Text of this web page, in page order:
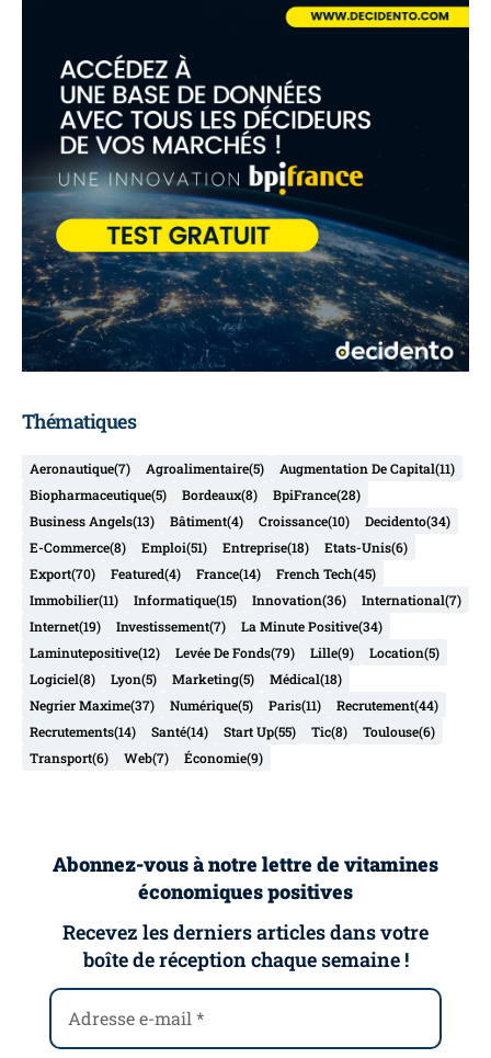
Thématiques
Aeronautique(7) Agroalimentaire(5) Augmentation De Capital(11)
Biopharmaceutique(5) Bordeaux(8) BpiFrance(28)
Business Angels(13) Bâtiment(4) Croissance(10) Decidento(34)
E-Commerce(8) Emploi(51) Entreprise(18) Etats-Unis(6)
Export(70) Featured(4) France(14) French Tech(45)
Immobilier(11) Informatique(15) Innovation(36) International(7)
Internet(19) Investissement(7) La Minute Positive(34)
Laminutepositive(12) Levée De Fonds(79) Lille(9) Location(5)
Logiciel(8) Lyon(5) Marketing(5) Médical(18)
Negrier Maxime(37) Numérique(5) Paris(11) Recrutement(44)
Recrutements(14) Santé(14) Start Up(55) Tic(8) Toulouse(6)
Transport(6) Web(7) Économie(9)
Abonnez-vous à notre lettre de vitamines
économiques positives
Recevez les derniers articles dans votre
boîte de réception chaque semaine !